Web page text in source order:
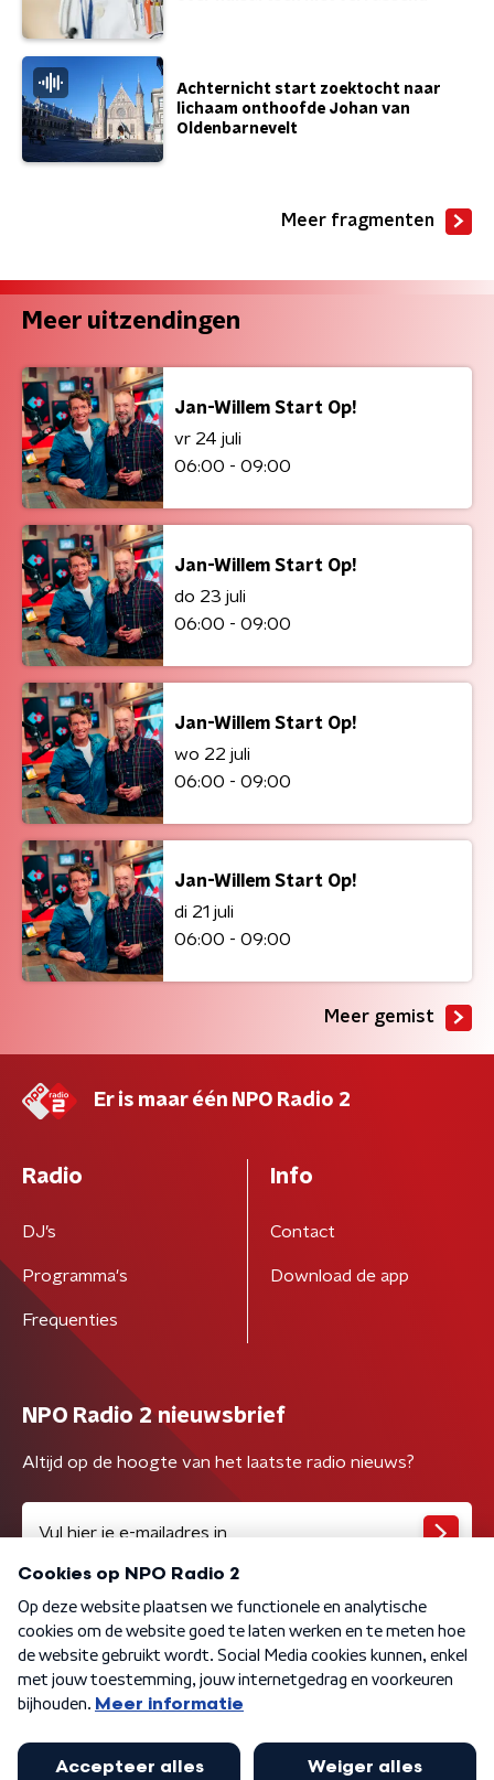
Achternicht start zoektocht naar
lichaam onthoofde Johan van
Oldenbarnevelt
Meer fragmenten
Meer uitzendingen
Jan-Willem Start Op!
vr 24 juli
06:00 - 09:00
Jan-Willem Start Op!
do 23 juli
06:00 - 09:00
Jan-Willem Start Op!
wo 22 juli
06:00 - 09:00
Jan-Willem Start Op!
di 21 juli
06:00 - 09:00
Meer gemist
Er is maar één NPO Radio 2
Radio
DJ’s
Programma's
Frequenties
Info
Contact
Download de app
NPO Radio 2 nieuwsbrief
Altijd op de hoogte van het laatste radio nieuws?
Algemene voorwaarden